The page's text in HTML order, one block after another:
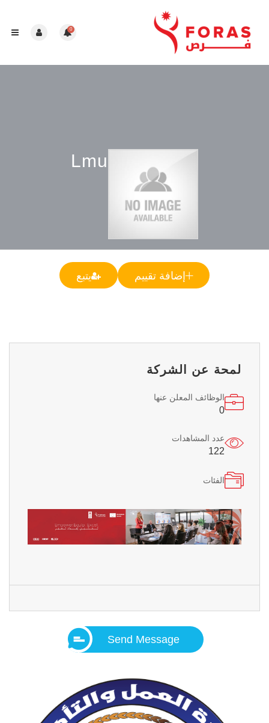
0
Lmu
إضافة تقييم يتبع
لمحة عن الشركة
الوظائف المعلن عنها
0
عدد المشاهدات
122
الفئات
Send Message